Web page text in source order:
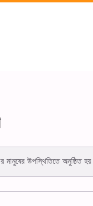
উপস্থিতিতে অনুষ্ঠিত